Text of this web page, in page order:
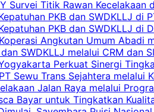
Survei Titik Rawan Kecelakaan
PKB dan SWDKLLJ di
PKB dan SWDKLLJ di
Angkutan Umum Abadi
SWDKLLJ melalui CRM dan
Perkuat Sinergi
Sewu Trans Sejahtera melalui
Jalan Raya melalui
Bayar untuk Tingkatkan